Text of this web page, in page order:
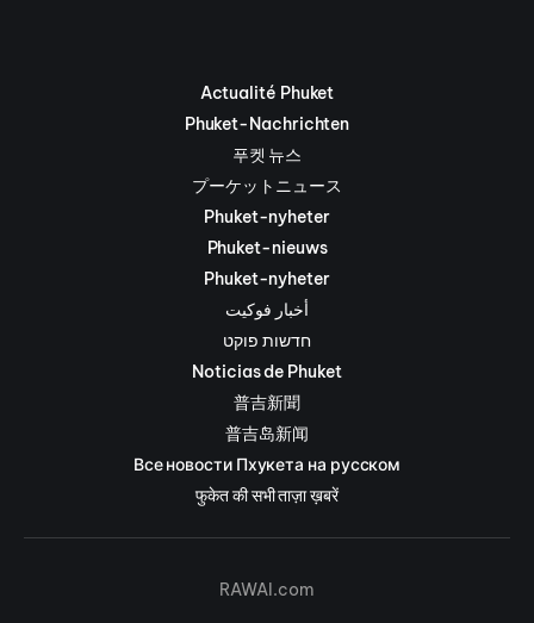
Actualité Phuket
Phuket-Nachrichten
푸켓 뉴스
プーケットニュース
Phuket-nyheter
Phuket-nieuws
Phuket-nyheter
أخبار فوكيت
חדשות פוקט
Noticias de Phuket
普吉新聞
普吉岛新闻
Все новости Пхукета на русском
फुकेत की सभी ताज़ा ख़बरें
RAWAI.com